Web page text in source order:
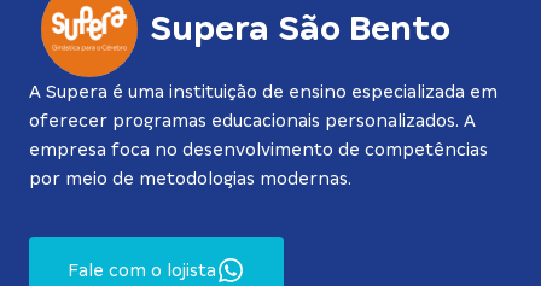
Supera São Bento
A Supera é uma instituição de ensino especializada em
oferecer programas educacionais personalizados. A
empresa foca no desenvolvimento de competências
por meio de metodologias modernas.
Fale com o lojista